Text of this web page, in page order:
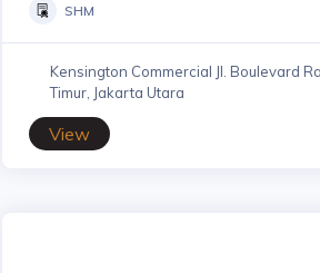
SHM
Kensington Commercial Jl. Boulevard
Timur, Jakarta Utara
View